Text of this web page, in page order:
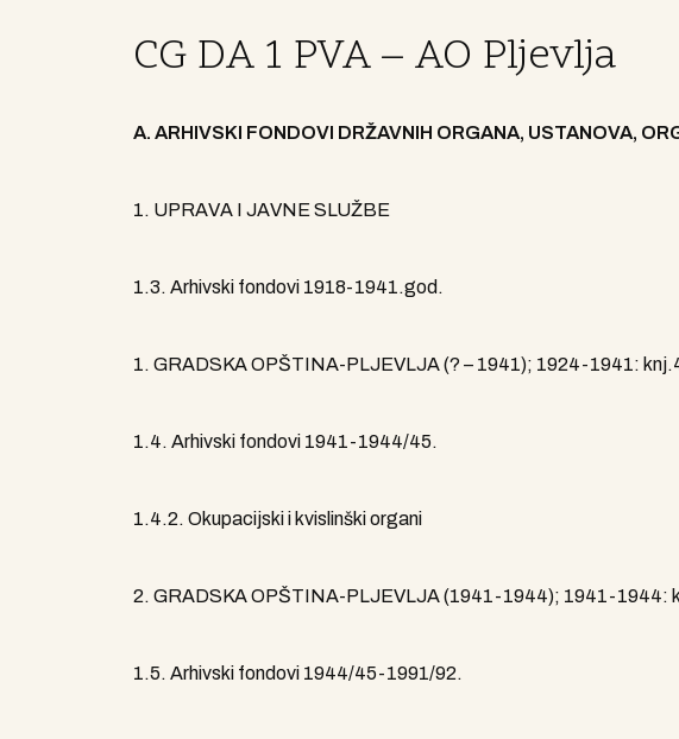
CG DA 1 PVA – AO Pljevlja
A. ARHIVSKI FONDOVI DRŽAVNIH ORGANA, USTANOVA,
1. UPRAVA I JAVNE SLUŽBE
1.3. Arhivski fondovi 1918-1941.god.
1. GRADSKA OPŠTINA-PLJEVLJA (? – 1941); 1924-1941:
1.4. Arhivski fondovi 1941-1944/45.
1.4.2. Okupacijski i kvislinški organi
2. GRADSKA OPŠTINA-PLJEVLJA (1941-1944); 1941-1944:
1.5. Arhivski fondovi 1944/45-1991/92.